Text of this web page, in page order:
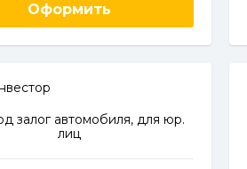
Оформить
залог автомобиля, для юр.
лиц